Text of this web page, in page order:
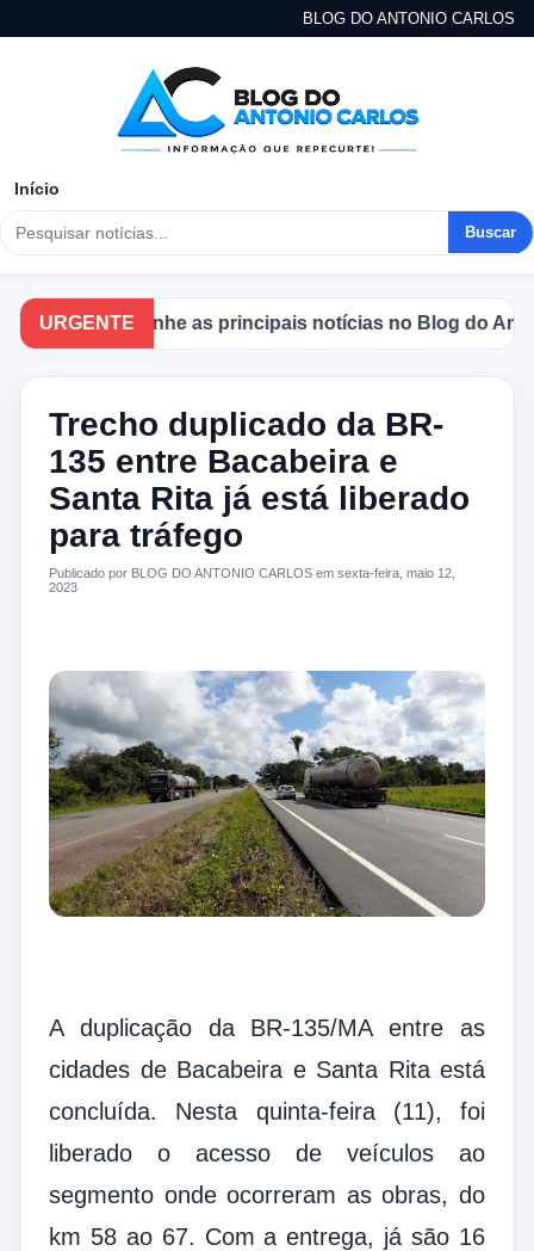
BLOG DO ANTONIO CARLOS
Início
Buscar
URGENTE
Acompanhe as principais notícias no Blog do
Trecho duplicado da BR-
135 entre Bacabeira e
Santa Rita já está liberado
para tráfego
Publicado por BLOG DO ANTONIO CARLOS em sexta-feira, maio 12,
2023
A duplicação da BR-135/MA entre as
cidades de Bacabeira e Santa Rita está
concluída. Nesta quinta-feira (11), foi
liberado o acesso de veículos ao
segmento onde ocorreram as obras, do
km 58 ao 67. Com a entrega, já são 16